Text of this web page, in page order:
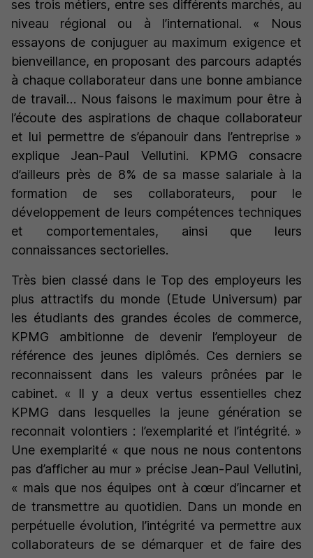
ses trois métiers, entre ses différents marchés, au
niveau régional ou à l’international. « Nous
essayons de conjuguer au maximum exigence et
bienveillance, en proposant des parcours adaptés
à chaque collaborateur dans une bonne ambiance
de travail… Nous faisons le maximum pour être à
l’écoute des aspirations de chaque collaborateur
et lui permettre de s’épanouir dans l’entreprise »
explique Jean-Paul Vellutini. KPMG consacre
d’ailleurs près de 8% de sa masse salariale à la
formation de ses collaborateurs, pour le
développement de leurs compétences techniques
et comportementales, ainsi que leurs
connaissances sectorielles.
Très bien classé dans le Top des employeurs les
plus attractifs du monde (Etude Universum) par
les étudiants des grandes écoles de commerce,
KPMG ambitionne de devenir l’employeur de
référence des jeunes diplômés. Ces derniers se
reconnaissent dans les valeurs prônées par le
cabinet. « Il y a deux vertus essentielles chez
KPMG dans lesquelles la jeune génération se
reconnait volontiers : l’exemplarité et l’intégrité. »
Une exemplarité « que nous ne nous contentons
pas d’afficher au mur » précise Jean-Paul Vellutini,
« mais que nos équipes ont à cœur d’incarner et
de transmettre au quotidien. Dans un monde en
perpétuelle évolution, l’intégrité va permettre aux
collaborateurs de se démarquer et de faire des